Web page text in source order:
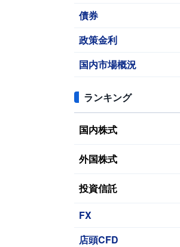
債券
政策金利
国内市場概況
ランキング
国内株式
外国株式
投資信託
FX
店頭CFD